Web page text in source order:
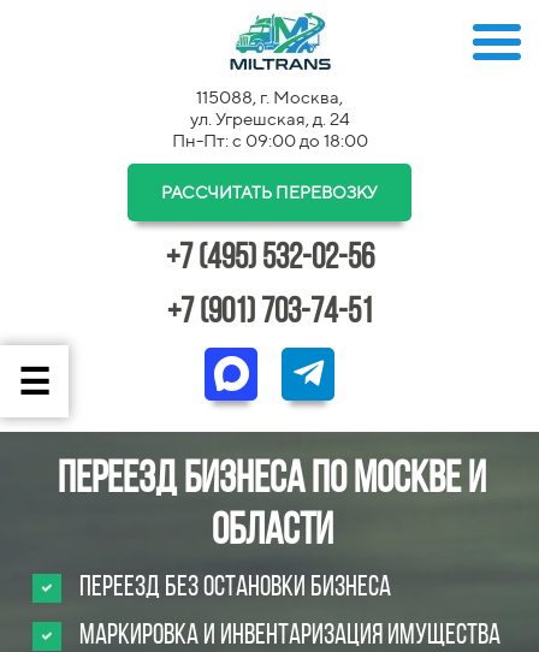
115088, г. Москва,
ул. Угрешская, д. 24
Пн-Пт: с 09:00 до 18:00
РАССЧИТАТЬ ПЕРЕВОЗКУ
+7 (495) 532-02-56
+7 (901) 703-74-51
Переезд бизнеса по Москве и
области
Переезд без остановки бизнеса
Маркировка и инвентаризация имущества